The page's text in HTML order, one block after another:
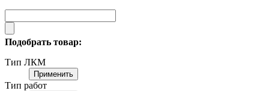
Подобрать товар:
Тип ЛКМ
Применить
Тип работ